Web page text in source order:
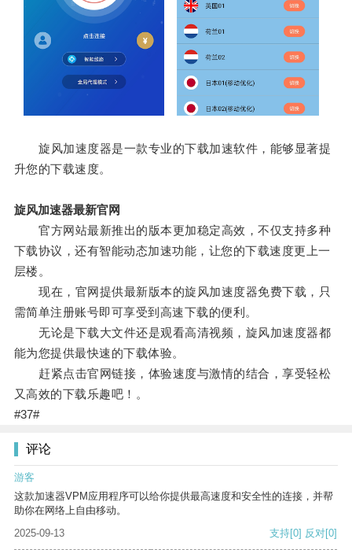
旋风加速度器是一款专业的下载加速软件，能够显著提
升您的下载速度。
旋风加速器最新官网
官方网站最新推出的版本更加稳定高效，不仅支持多种
下载协议，还有智能动态加速功能，让您的下载速度更上一
层楼。
现在，官网提供最新版本的旋风加速度器免费下载，只
需简单注册账号即可享受到高速下载的便利。
无论是下载大文件还是观看高清视频，旋风加速度器都
能为您提供最快速的下载体验。
赶紧点击官网链接，体验速度与激情的结合，享受轻松
又高效的下载乐趣吧！。
#37#
评论
游客
这款加速器VPM应用程序可以给你提供最高速度和安全性的连接，并帮
助你在网络上自由移动。
2025-09-13
支持[0] 反对[0]